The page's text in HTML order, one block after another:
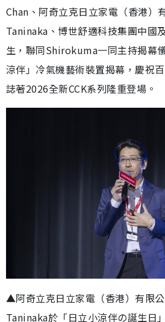
Chan、阿奇立克日立家電（香港）
Taninaka、博世舒適科技集團中國
生，聯同Shirokuma一同主持揭幕
涼伴」冷氣機藝術裝置揭幕，慶祝
誌著2026全新CCK系列隆重登場。
▲阿奇立克日立家電（香港）有限
Taninaka於「日立小涼伴の誕生日